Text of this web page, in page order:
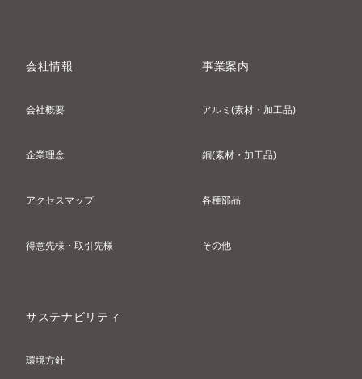
会社情報
会社概要
企業理念
アクセスマップ
得意先様・取引先様
事業案内
アルミ(素材・加工品)
銅(素材・加工品)
各種部品
その他
サステナビリティ
環境方針